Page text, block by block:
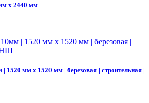
х 2440 мм
мм х 1520 мм | березовая | строительная |